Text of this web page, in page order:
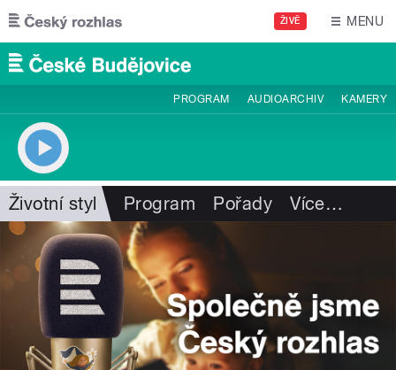
Přejít k hlavnímu obsahu
ŽIVĚ MENU
PROGRAM AUDIOARCHIV KAMERY
Životní styl Program Pořady Více…